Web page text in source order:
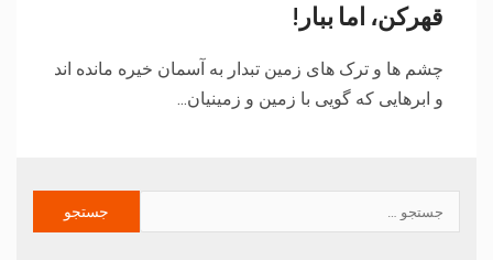
قهرکن، اما ببار!
چشم ها و ترک های زمین تبدار به آسمان خیره مانده اند
و ابرهایی که گویی با زمین و زمینیان...